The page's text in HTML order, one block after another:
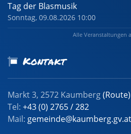
Tag der Blasmusik
Sonntag, 09.08.2026 10:00
Alle Veranstaltungen
Kontakt
Markt 3, 2572 Kaumberg(Route)
Tel: +43 (0) 2765 / 282
Mail: gemeinde@kaumberg.gv.at